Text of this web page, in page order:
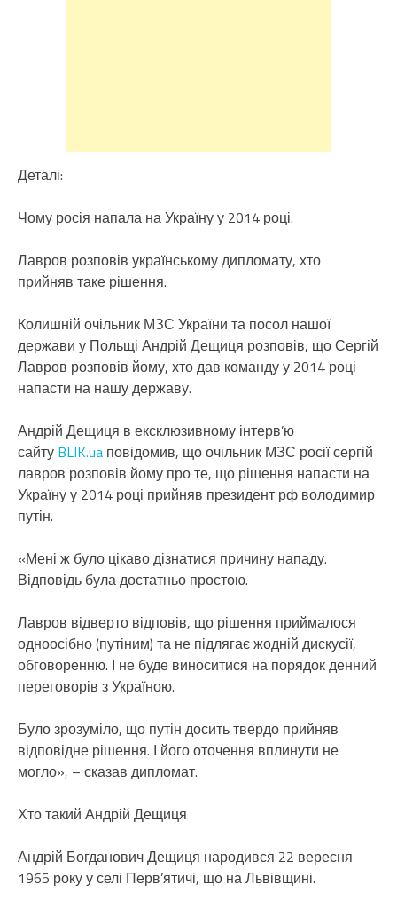
Деталі:
Чому росія напала на Україну у 2014 році.
Лавров розповів українському дипломату, хто
прийняв таке рішення.
Колишній очільник МЗС України та посол нашої
держави у Польщі Андрій Дещиця розповів, що Сергій
Лавров розповів йому, хто дав команду у 2014 році
напасти на нашу державу.
Андрій Дещиця в ексклюзивному інтерв’ю
сайту BLIK.ua повідомив, що очільник МЗС росії сергій
лавров розповів йому про те, що рішення напасти на
Україну у 2014 році прийняв президент рф володимир
путін.
«Мені ж було цікаво дізнатися причину нападу.
Відповідь була достатньо простою.
Лавров відверто відповів, що рішення приймалося
одноосібно (путіним) та не підлягає жодній дискусії,
обговоренню. І не буде виноситися на порядок денний
переговорів з Україною.
Було зрозуміло, що путін досить твердо прийняв
відповідне рішення. І його оточення вплинути не
могло‎», – сказав дипломат.
Хто такий Андрій Дещиця
Андрій Богданович Дещиця народився 22 вересня
1965 року у селі Перв’ятичі, що на Львівщині.